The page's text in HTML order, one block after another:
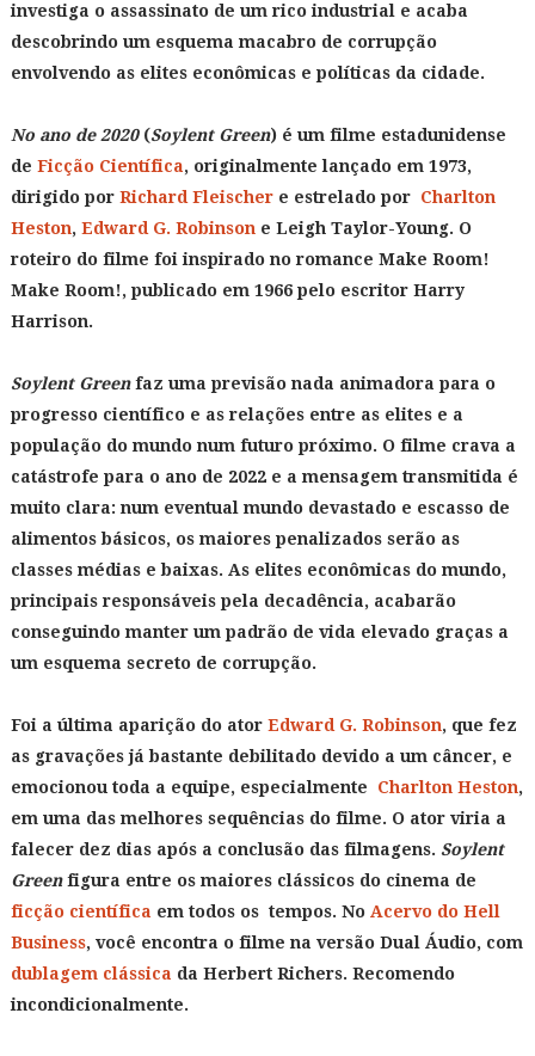
investiga o assassinato de um rico industrial e acaba
descobrindo um esquema macabro de corrupção
envolvendo as elites econômicas e políticas da cidade.
No ano de 2020(Soylent Green) é um filme estadunidense
de Ficção Científica, originalmente lançado em 1973,
dirigido por Richard Fleischere estrelado por Charlton
Heston, Edward G. Robinson e Leigh Taylor-Young. O
roteiro do filme foi inspirado no romance Make Room!
Make Room!, publicado em 1966 pelo escritor Harry
Harrison.
Soylent Greenfaz uma previsão nada animadora para o
progresso científico e as relações entre as elites e a
população do mundo num futuro próximo. O filme crava a
catástrofe para o ano de 2022 e a mensagem transmitida é
muito clara: num eventual mundo devastado e escasso de
alimentos básicos, os maiores penalizados serão as
classes médias e baixas. As elites econômicas do mundo,
principais responsáveis pela decadência, acabarão
conseguindo manter um padrão de vida elevado graças a
um esquema secreto de corrupção.
Foi a última aparição do ator Edward G. Robinson, que fez
as gravações já bastante debilitado devido a um câncer, e
emocionou toda a equipe, especialmente Charlton Heston,
em uma das melhores sequências do filme. O ator viria a
falecer dez dias após a conclusão das filmagens. Soylent
Greenfigura entre os maiores clássicos do cinema de
ficção científica em todos os tempos. No Acervo do Hell
Business, você encontra o filme na versão Dual Áudio, com
dublagem clássica da Herbert Richers. Recomendo
incondicionalmente.